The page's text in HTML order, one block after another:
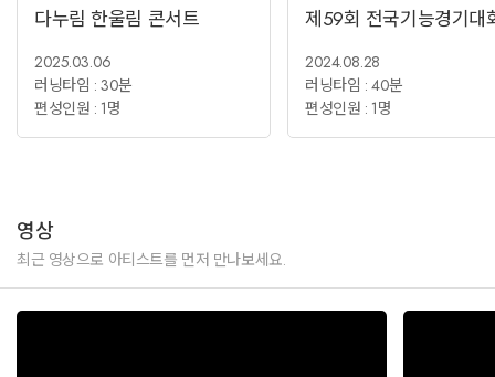
다누림 한울림 콘서트
2025.03.06
러닝타임 : 30분
편성인원 : 1명
제59회 전국기능경기대
2024.08.28
러닝타임 : 40분
편성인원 : 1명
영상
최근 영상으로 아티스트를 먼저 만나보세요.